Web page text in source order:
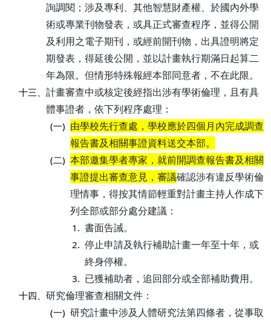
詢調閱；涉及專利、其他智慧財產權、於國內外學
術或專業刊物發表，或具正式審查程序，並得公開
及利用之電子期刊，或經前開刊物，出具證明將定
期發表，得延後公開，並以計畫執行期滿日起算二
年為限。但情形特殊報經本部同意者，不在此限。
十三、 計畫審查中或核定後經指出涉有學術倫理，且有具
體事證者，依下列程序處理：
(一) 由學校先行查處，學校應於四個月內完成調查
報告書及相關事證資料送交本部。
(二) 本部邀集學者專家，就前開調查報告書及相關
事證提出審查意見，審議確認涉有違反學術倫
理情事，得按其情節輕重對計畫主持人作成下
列全部或部分處分建議：
1. 書面告誡。
2. 停止申請及執行補助計畫一年至十年，或
終身停權。
3. 已獲補助者，追回部分或全部補助費用。
十四、 研究倫理審查相關文件：
(一) 研究計畫中涉及人體研究法第四條者，從事取